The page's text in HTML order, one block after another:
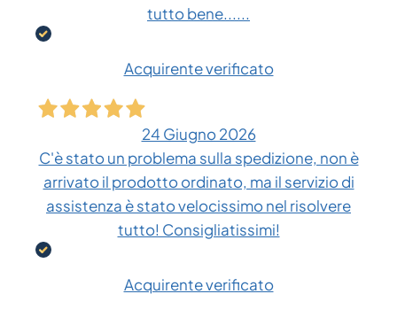
tutto bene......
Acquirente verificato
24 Giugno 2026
C'è stato un problema sulla spedizione, non è
arrivato il prodotto ordinato, ma il servizio di
assistenza è stato velocissimo nel risolvere
tutto! Consigliatissimi!
Acquirente verificato